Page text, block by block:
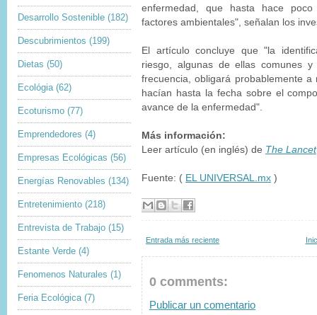
Desarrollo Sostenible (182)
Descubrimientos (199)
Dietas (50)
Ecológia (62)
Ecoturismo (77)
Emprendedores (4)
Empresas Ecológicas (56)
Energías Renovables (134)
Entretenimiento (218)
Entrevista de Trabajo (15)
Estante Verde (4)
Fenomenos Naturales (1)
Feria Ecológica (7)
enfermedad, que hasta hace
factores ambientales", señalan los
El artículo concluye que "la
riesgo, algunas de ellas comunes
frecuencia, obligará probablemente
hacían hasta la fecha sobre el
avance de la enfermedad".
Más información:
Leer artículo (en inglés) de The Lancet
Fuente: ( EL UNIVERSAL.mx )
Entrada más reciente
0 comments:
Publicar un comentario